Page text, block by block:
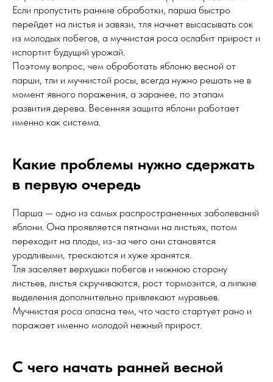
Если пропустить ранние обработки, парша быстро
перейдет на листья и завязи, тля начнет высасывать сок
из молодых побегов, а мучнистая роса ослабит прирост и
испортит будущий урожай.
Поэтому вопрос, чем обработать яблоню весной от
парши, тли и мучнистой росы, всегда нужно решать не в
момент явного поражения, а заранее, по этапам
развития дерева. Весенняя защита яблони работает
именно как система.
Какие проблемы нужно сдержать
в первую очередь
Парша — одно из самых распространенных заболеваний
яблони. Она проявляется пятнами на листьях, потом
переходит на плоды, из-за чего они становятся
уродливыми, трескаются и хуже хранятся.
Тля заселяет верхушки побегов и нижнюю сторону
листьев, листья скручиваются, рост тормозится, а липкие
выделения дополнительно привлекают муравьев.
Мучнистая роса опасна тем, что часто стартует рано и
поражает именно молодой нежный прирост.
С чего начать ранней весной